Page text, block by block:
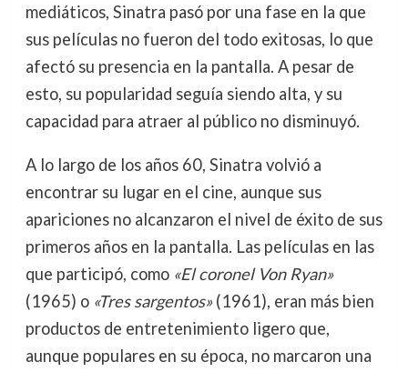
mediáticos, Sinatra pasó por una fase en la que
sus películas no fueron del todo exitosas, lo que
afectó su presencia en la pantalla. A pesar de
esto, su popularidad seguía siendo alta, y su
capacidad para atraer al público no disminuyó.
A lo largo de los años 60, Sinatra volvió a
encontrar su lugar en el cine, aunque sus
apariciones no alcanzaron el nivel de éxito de sus
primeros años en la pantalla. Las películas en las
que participó, como «El coronel Von Ryan»
(1965) o «Tres sargentos»(1961), eran más bien
productos de entretenimiento ligero que,
aunque populares en su época, no marcaron una